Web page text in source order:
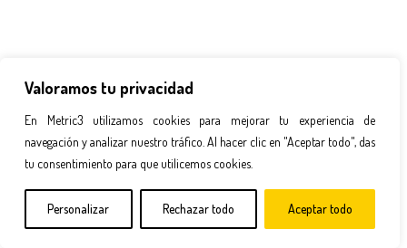
Valoramos tu privacidad
En Metric3 utilizamos cookies para mejorar tu experiencia de
navegación y analizar nuestro tráfico. Al hacer clic en "Aceptar todo", das
tu consentimiento para que utilicemos cookies.
Personalizar Rechazar todo Aceptar todo